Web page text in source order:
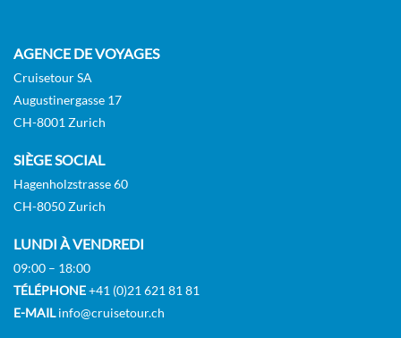
AGENCE DE VOYAGES
Cruisetour SA
Augustinergasse 17
CH-8001 Zurich
SIÈGE SOCIAL
Hagenholzstrasse 60
CH-8050 Zurich
LUNDI À VENDREDI
09:00 – 18:00
TÉLÉPHONE+41 (0)21 621 81 81
E-MAILinfo@cruisetour.ch